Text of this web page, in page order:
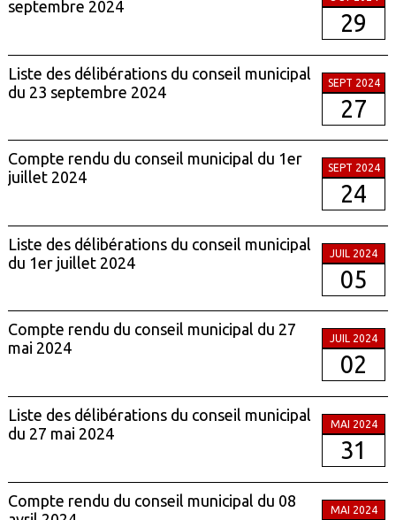
septembre 2024
29
Liste des délibérations du conseil municipal
du 23 septembre 2024
SEPT 2024
27
Compte rendu du conseil municipal du 1er
juillet 2024
SEPT 2024
24
Liste des délibérations du conseil municipal
du 1er juillet 2024
JUIL 2024
05
Compte rendu du conseil municipal du 27
mai 2024
JUIL 2024
02
Liste des délibérations du conseil municipal
du 27 mai 2024
MAI 2024
31
Compte rendu du conseil municipal du 08
MAI 2024